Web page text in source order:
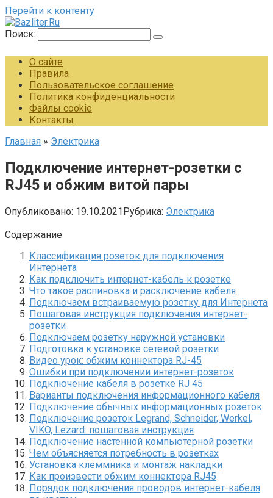
Перейти к контенту
Поиск:
О сайте
Правила
Пользовательское соглашение
Политика конфиденциальности
Файлы cookie
Контакты
Главная » Электрика
Подключение интернет-розетки c
RJ45 и обжим витой пары
Опубликовано: 19.10.2021Рубрика: Электрика
Содержание
Классификация розеток для подключения
Интернета
Как подключить интернет-кабель к розетке
Что такое распиновка и расключение кабеля
Подключаем встраиваемую розетку для Интернета
Пошаговая инструкция подключения интернет-
розетки
Подключаем розетку наружной установки
Подготовка к установке сетевой розетки
Видео урок: обжим коннектора RJ-45
Ошибки при подключении интернет-розеток
Подключение кабеля в розетке RJ 45
Варианты подключения информационного кабеля
Подключение обычных информационных розеток
Подключение розеток Legrand, Schneider, Werkel,
VIKO, Lezard: пошаговая инструкция
Подключение настенной компьютерной розетки
Чем объясняется потребность в розетках
Установка клеммника и монтаж накладки
Как произвести обжим коннектора RJ45
Порядок подключения проводов интернет-кабеля